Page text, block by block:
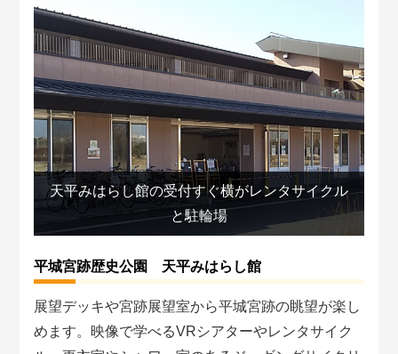
天平みはらし館の受付すぐ横がレンタサイクル
と駐輪場
平城宮跡歴史公園 天平みはらし館
展望デッキや宮跡展望室から平城宮跡の眺望が楽し
めます。映像で学べるVRシアターやレンタサイク